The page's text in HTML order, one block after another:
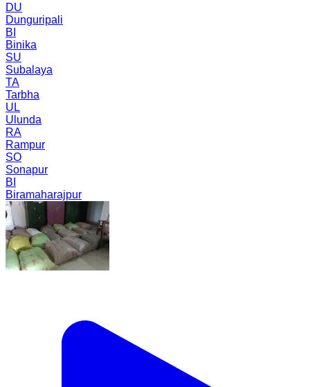
DU
Dunguripali
BI
Binika
SU
Subalaya
TA
Tarbha
UL
Ulunda
RA
Rampur
SO
Sonapur
BI
Biramaharajpur